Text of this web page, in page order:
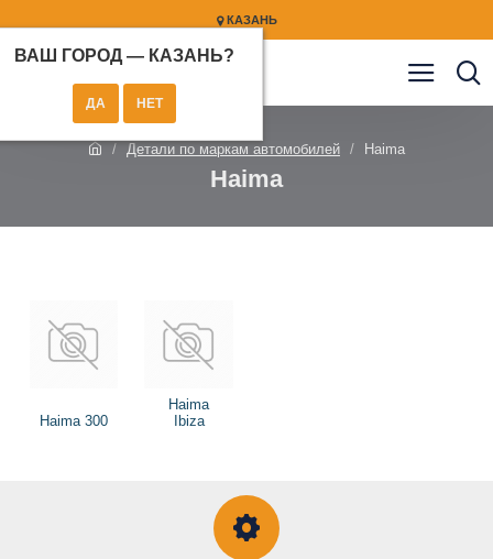
КАЗАНЬ
ВАШ ГОРОД — КАЗАНЬ?
Детали по маркам автомобилей Haima
Haima
Haima 300
Haima
Ibiza